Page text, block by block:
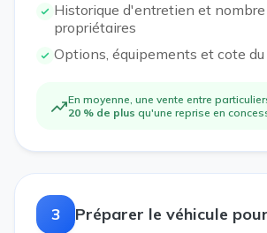
Historique d'entretien et nombre
propriétaires
Options, équipements et cote
En moyenne, une vente entre
20 % de plus qu'une reprise en
3 Préparer le véhicule